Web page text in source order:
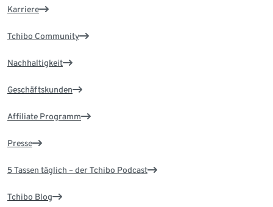
Karriere
Tchibo Community
Nachhaltigkeit
Geschäftskunden
Affiliate Programm
Presse
5 Tassen täglich – der Tchibo Podcast
Tchibo Blog